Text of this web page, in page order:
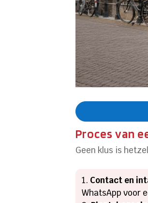
Proces van
Geen klus is
Contact en
WhatsApp voor